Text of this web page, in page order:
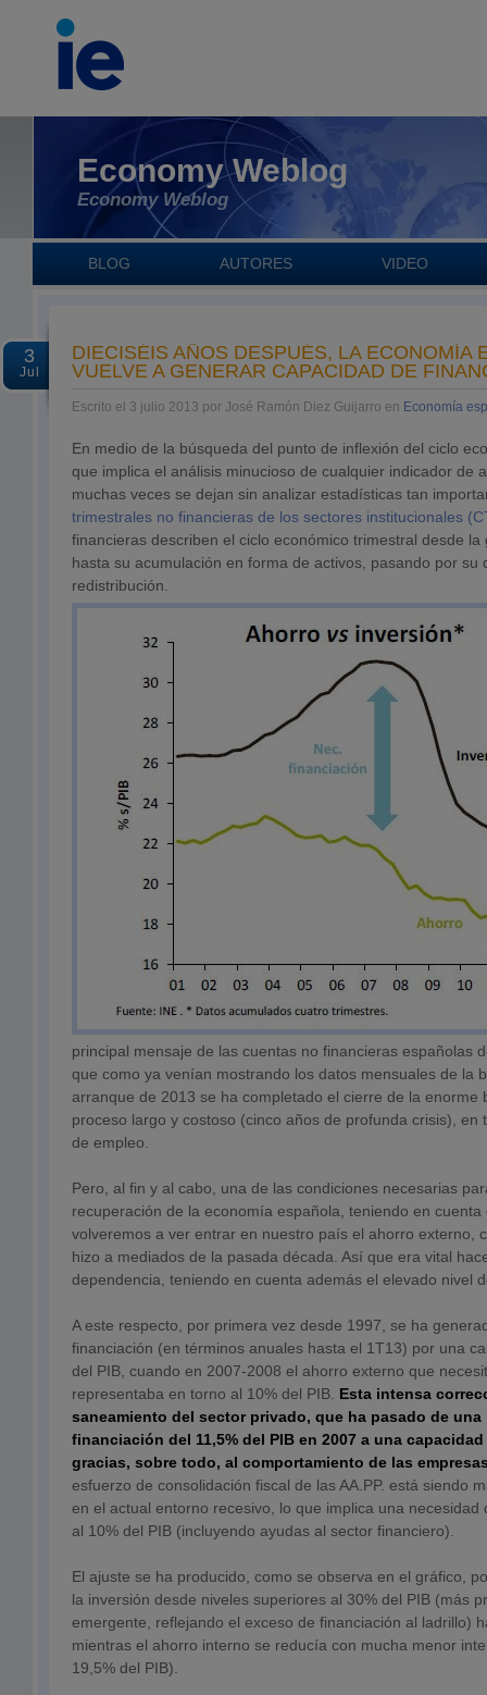
Economy Weblog
Economy Weblog
BLOG AUTORES VIDEO
3
Jul
DIECISÉIS AÑOS DESPUÉS, LA ECONOMÍA
VUELVE A GENERAR CAPACIDAD DE
Escrito el 3 julio 2013 por José Ramón Diez Guijarro en Economía
En medio de la búsqueda del punto de inflexión del ciclo
que implica el análisis minucioso de cualquier indicador de
muchas veces se dejan sin analizar estadísticas tan
trimestrales no financieras de los sectores institucionales
financieras describen el ciclo económico trimestral desde
hasta su acumulación en forma de activos, pasando por su
redistribución.
principal mensaje de las cuentas no financieras españolas
que como ya venían mostrando los datos mensuales de la
arranque de 2013 se ha completado el cierre de la enorme
proceso largo y costoso (cinco años de profunda crisis), en
de empleo.
Pero, al fin y al cabo, una de las condiciones necesarias
recuperación de la economía española, teniendo en
volveremos a ver entrar en nuestro país el ahorro externo,
hizo a mediados de la pasada década. Así que era vital
dependencia, teniendo en cuenta además el elevado nivel
A este respecto, por primera vez desde 1997, se ha
financiación (en términos anuales hasta el 1T13) por una
del PIB, cuando en 2007-2008 el ahorro externo que
representaba en torno al 10% del PIB. Esta intensa
saneamiento del sector privado, que ha pasado de una
financiación del 11,5% del PIB en 2007 a una
gracias, sobre todo, al comportamiento de las
esfuerzo de consolidación fiscal de las AA.PP. está siendo
en el actual entorno recesivo, lo que implica una necesidad
al 10% del PIB (incluyendo ayudas al sector financiero).
El ajuste se ha producido, como se observa en el gráfico,
la inversión desde niveles superiores al 30% del PIB (más
emergente, reflejando el exceso de financiación al ladrillo)
mientras el ahorro interno se reducía con mucha menor
19,5% del PIB).